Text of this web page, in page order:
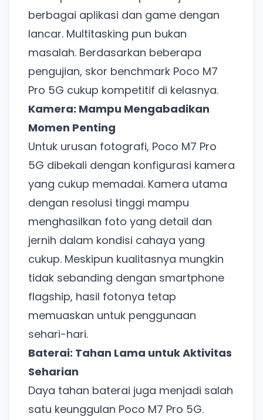
berbagai aplikasi dan game dengan
lancar. Multitasking pun bukan
masalah. Berdasarkan beberapa
pengujian, skor benchmark Poco M7
Pro 5G cukup kompetitif di kelasnya.
Kamera: Mampu Mengabadikan
Momen Penting
Untuk urusan fotografi, Poco M7 Pro
5G dibekali dengan konfigurasi kamera
yang cukup memadai. Kamera utama
dengan resolusi tinggi mampu
menghasilkan foto yang detail dan
jernih dalam kondisi cahaya yang
cukup. Meskipun kualitasnya mungkin
tidak sebanding dengan smartphone
flagship, hasil fotonya tetap
memuaskan untuk penggunaan
sehari-hari.
Baterai: Tahan Lama untuk Aktivitas
Seharian
Daya tahan baterai juga menjadi salah
satu keunggulan Poco M7 Pro 5G.